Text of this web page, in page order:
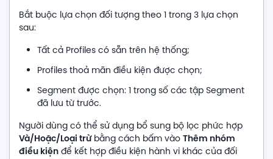
Bắt buộc lựa chọn đối tượng theo 1 trong 3 lựa chọn
sau:
Tất cả Profiles có sẵn trên hệ thống;
Profiles thoả mãn điều kiện được chọn;
Segment được chọn: 1 trong số các tập Segment
đã lưu từ trước.
Người dùng có thể sử dụng bổ sung bộ lọc phức hợp
Và/Hoặc/Loại trừbằng cách bấm vàoThêm nhóm
điều kiệnđể kết hợp điều kiện hành vi khác của đối